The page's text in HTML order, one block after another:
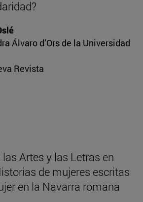
Álvaro d’Ors de la Universidad
Revista
Artes y las Letras en
de mujeres escritas
en la Navarra romana